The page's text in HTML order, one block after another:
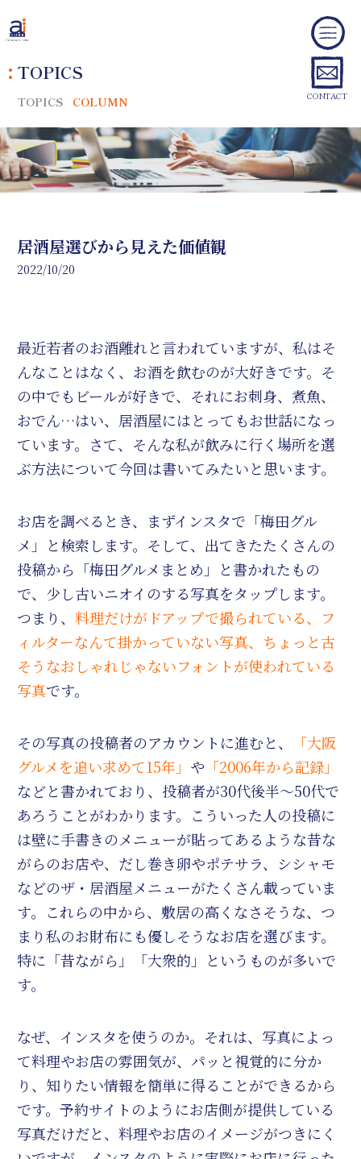
CONTACT
TOPICS
TOPICS COLUMN
居酒屋選びから見えた価値観
2022/10/20
最近若者のお酒離れと言われていますが、私はそ
んなことはなく、お酒を飲むのが大好きです。そ
の中でもビールが好きで、それにお刺身、煮魚、
おでん…はい、居酒屋にはとってもお世話になっ
ています。さて、そんな私が飲みに行く場所を選
ぶ方法について今回は書いてみたいと思います。
お店を調べるとき、まずインスタで「梅田グル
メ」と検索します。そして、出てきたたくさんの
投稿から「梅田グルメまとめ」と書かれたもの
で、少し古いニオイのする写真をタップします。
つまり、 料理だけがドアップで撮られている、フ
ィルターなんて掛かっていない写真、ちょっと古
そうなおしゃれじゃないフォントが使われている
写真です。
その写真の投稿者のアカウントに進むと、
「大阪
グルメを追い求めて15年」 や 「2006年から記録」
などと書かれており、投稿者が30代後半～50代で
あろうことがわかります。こういった人の投稿に
は壁に手書きのメニューが貼ってあるような昔な
がらのお店や、だし巻き卵やポテサラ、シシャモ
などのザ・居酒屋メニューがたくさん載っていま
す。これらの中から、敷居の高くなさそうな、つ
まり私のお財布にも優しそうなお店を選びます。
特に「昔ながら」「大衆的」というものが多いで
す。
なぜ、インスタを使うのか。それは、写真によっ
て料理やお店の雰囲気が、パッと視覚的に分か
り、知りたい情報を簡単に得ることができるから
です。予約サイトのようにお店側が提供している
写真だけだと、料理やお店のイメージがつきにく